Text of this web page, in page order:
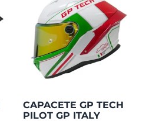
CAPACETE GP TECH
PILOT GP ITALY